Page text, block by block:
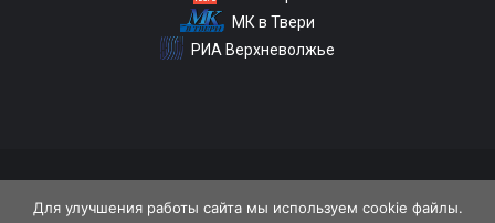
МК в Твери
РИА Верхневолжье
Для улучшения работы сайта мы используем cookie файлы.